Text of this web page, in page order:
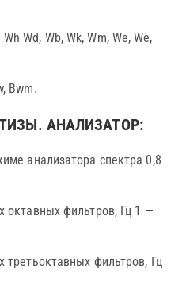
Wd, Wb, Wk, Wm, We, We,
Bwm.
АНАЛИЗАТОР:
анализатора спектра 0,8
октавных фильтров, Гц 1 —
третьоктавных фильтров, Гц